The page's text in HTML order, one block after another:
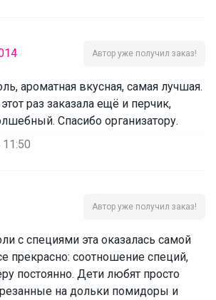
Автор уже получил заказ!
ароматная вкусная, самая лучшая.
раз заказала ещё и перчик,
Спасибо организатору.
Автор уже получил заказ!
с специями эта оказалась самой
прекрасно: соотношение специй,
постоянно. Дети любят просто
на дольки помидоры и